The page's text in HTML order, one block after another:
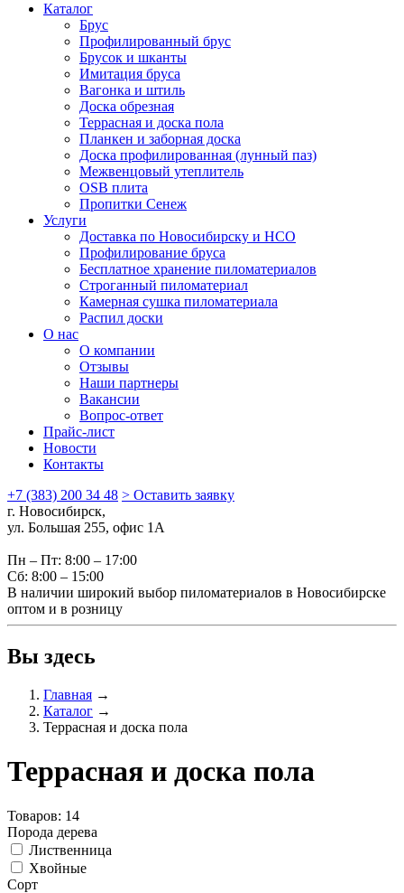
Каталог
Брус
Профилированный брус
Брусок и шканты
Имитация бруса
Вагонка и штиль
Доска обрезная
Террасная и доска пола
Планкен и заборная доска
Доска профилированная (лунный паз)
Межвенцовый утеплитель
OSB плита
Пропитки Сенеж
Услуги
Доставка по Новосибирску и НСО
Профилирование бруса
Бесплатное хранение пиломатериалов
Строганный пиломатериал
Камерная сушка пиломатериала
Распил доски
О нас
О компании
Отзывы
Наши партнеры
Вакансии
Вопрос-ответ
Прайс-лист
Новости
Контакты
+7 (383) 200 34 48 > Оставить заявку
г. Новосибирск,
ул. Большая 255, офис 1А
Пн – Пт: 8:00 – 17:00
Сб: 8:00 – 15:00
В наличии широкий выбор пиломатериалов в Новосибирске
оптом и в розницу
Вы здесь
Главная →
Каталог →
Террасная и доска пола
Террасная и доска пола
Товаров: 14
Порода дерева
Лиственница
Хвойные
Сорт